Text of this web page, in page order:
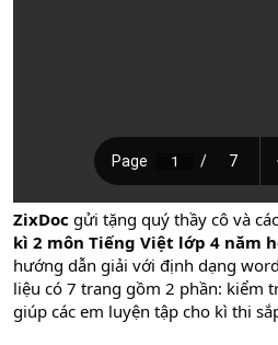
ZixDoc gửi tặng quý thầy cô và
kì 2 môn Tiếng Việt lớp 4 năm
hướng dẫn giải với định dạng
liệu có 7 trang gồm 2 phần: kiểm
giúp các em luyện tập cho kì thi